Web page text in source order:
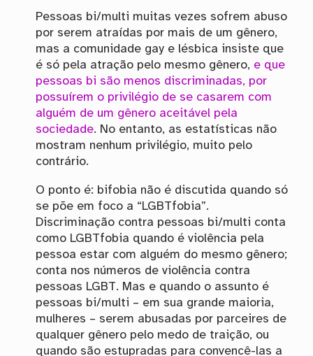
Pessoas bi/multi muitas vezes sofrem abuso
por serem atraídas por mais de um gênero,
mas a comunidade gay e lésbica insiste que
é só pela atração pelo mesmo gênero, e que
pessoas bi são menos discriminadas, por
possuírem o privilégio de se casarem com
alguém de um gênero aceitável pela
sociedade. No entanto, as estatísticas não
mostram nenhum privilégio, muito pelo
contrário.
O ponto é: bifobia não é discutida quando só
se põe em foco a “LGBTfobia”.
Discriminação contra pessoas bi/multi conta
como LGBTfobia quando é violência pela
pessoa estar com alguém do mesmo gênero;
conta nos números de violência contra
pessoas LGBT. Mas e quando o assunto é
pessoas bi/multi – em sua grande maioria,
mulheres – serem abusadas por parceires de
qualquer gênero pelo medo de traição, ou
quando são estupradas para convencê-las a